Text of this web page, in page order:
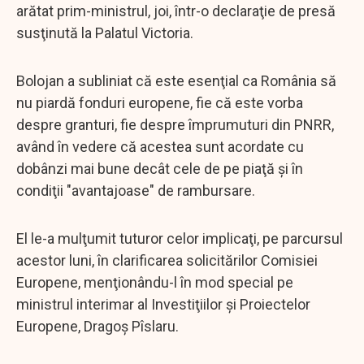
arătat prim-ministrul, joi, într-o declaraţie de presă
susţinută la Palatul Victoria.
Bolojan a subliniat că este esenţial ca România să
nu piardă fonduri europene, fie că este vorba
despre granturi, fie despre împrumuturi din PNRR,
având în vedere că acestea sunt acordate cu
dobânzi mai bune decât cele de pe piaţă şi în
condiţii "avantajoase" de rambursare.
El le-a mulţumit tuturor celor implicaţi, pe parcursul
acestor luni, în clarificarea solicitărilor Comisiei
Europene, menţionându-l în mod special pe
ministrul interimar al Investiţiilor şi Proiectelor
Europene, Dragoş Pîslaru.